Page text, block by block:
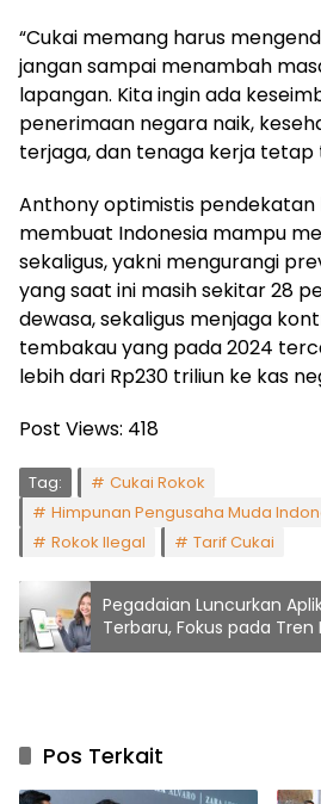
“Cukai memang harus
jangan sampai menambah
lapangan. Kita ingin ada
penerimaan negara naik,
terjaga, dan tenaga kerja tetap
Anthony optimistis
membuat Indonesia mampu
sekaligus, yakni mengurangi
yang saat ini masih sekitar 28
dewasa, sekaligus menjaga
tembakau yang pada 2024
lebih dari Rp230 triliun ke kas
Post Views: 418
Tag:
Cukai Rokok
Himpunan Pengusaha Muda
Rokok Ilegal
Tarif Cukai
Pegadaian Luncurkan
Terbaru, Fokus pada Tren
Pos Terkait